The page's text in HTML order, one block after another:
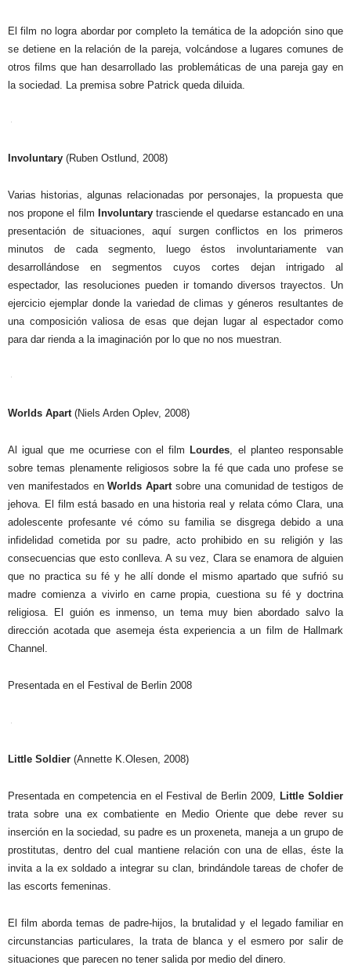
El film no logra abordar por completo la temática de la adopción sino que
se detiene en la relación de la pareja, volcándose a lugares comunes de
otros films que han desarrollado las problemáticas de una pareja gay en
la sociedad. La premisa sobre Patrick queda diluida.
Involuntary (Ruben Ostlund, 2008)
Varias historias, algunas relacionadas por personajes, la propuesta que
nos propone el film Involuntarytrasciende el quedarse estancado en una
presentación de situaciones, aquí surgen conflictos en los primeros
minutos de cada segmento, luego éstos involuntariamente van
desarrollándose en segmentos cuyos cortes dejan intrigado al
espectador, las resoluciones pueden ir tomando diversos trayectos. Un
ejercicio ejemplar donde la variedad de climas y géneros resultantes de
una composición valiosa de esas que dejan lugar al espectador como
para dar rienda a la imaginación por lo que no nos muestran.
Worlds Apart(Niels Arden Oplev, 2008)
Al igual que me ocurriese con el film Lourdes, el planteo responsable
sobre temas plenamente religiosos sobre la fé que cada uno profese se
ven manifestados enWorlds Apartsobre una comunidad de testigos de
jehova. El film está basado en una historia real y relata cómo Clara, una
adolescente profesante vé cómo su familia se disgrega debido a una
infidelidad cometida por su padre, acto prohibido en su religión y las
consecuencias que esto conlleva. A su vez, Clara se enamora de alguien
que no practica su fé y he allí donde el mismo apartado que sufrió su
madre comienza a vivirlo en carne propia, cuestiona su fé y doctrina
religiosa. El guión es inmenso, un tema muy bien abordado salvo la
dirección acotada que asemeja ésta experiencia a un film de Hallmark
Channel.
Presentada en el Festival de Berlin 2008
Little Soldier (Annette K.Olesen, 2008)
Presentada en competencia en el Festival de Berlin 2009,
Little Soldier
trata sobre una ex combatiente en Medio Oriente que debe rever su
inserción en la sociedad, su padre es un proxeneta, maneja a un grupo de
prostitutas, dentro del cual mantiene relación con una de ellas, éste la
invita a la ex soldado a integrar su clan, brindándole tareas de chofer de
las escorts femeninas.
El film aborda temas de padre-hijos, la brutalidad y el legado familiar en
circunstancias particulares, la trata de blanca y el esmero por salir de
situaciones que parecen no tener salida por medio del dinero.